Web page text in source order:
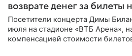
возврате денег за билеты
Посетители концерта Димы
июля на стадионе «ВТБ Арена»,
компенсацией стоимости